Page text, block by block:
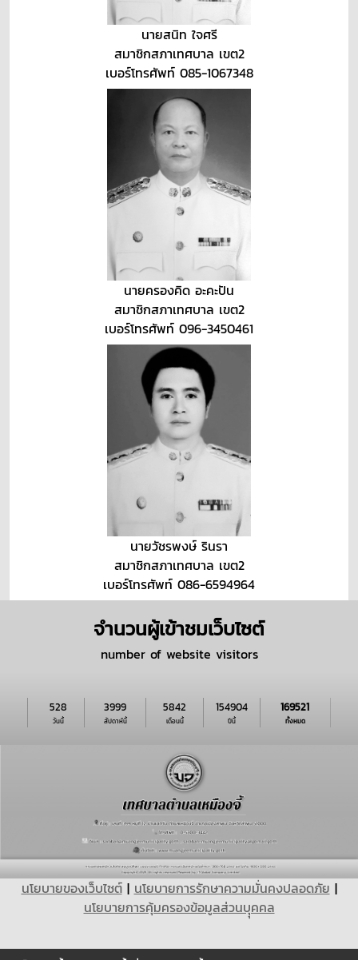
นายสนิท ใจศรี
สมาชิกสภาเทศบาล เขต2
เบอร์โทรศัพท์ 085-1067348
นายครองคิด อะคะปัน
สมาชิกสภาเทศบาล เขต2
เบอร์โทรศัพท์ 096-3450461
นายวัชรพงษ์ รินรา
สมาชิกสภาเทศบาล เขต2
เบอร์โทรศัพท์ 086-6594964
จำนวนผู้เข้าชมเว็บไซต์
number of website visitors
วันนี้
528
สัปดาห์นี้
3999
เดือนนี้
5842
ปีนี้
154904
ทั้งหมด
169521
นโยบายของเว็บไซต์| นโยบายการรักษาความมั่นคงปลอดภัย |
นโยบายการคุ้มครองข้อมูลส่วนบุุคคล